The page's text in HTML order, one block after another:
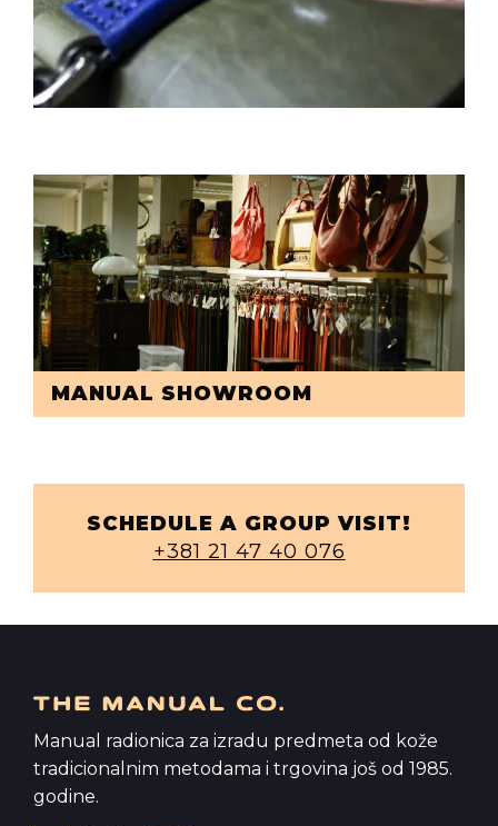
MANUAL SHOWROOM
SCHEDULE A GROUP VISIT!
+381 21 47 40 076
Manual radionica za izradu predmeta od kože
tradicionalnim metodama i trgovina još od 1985.
godine.